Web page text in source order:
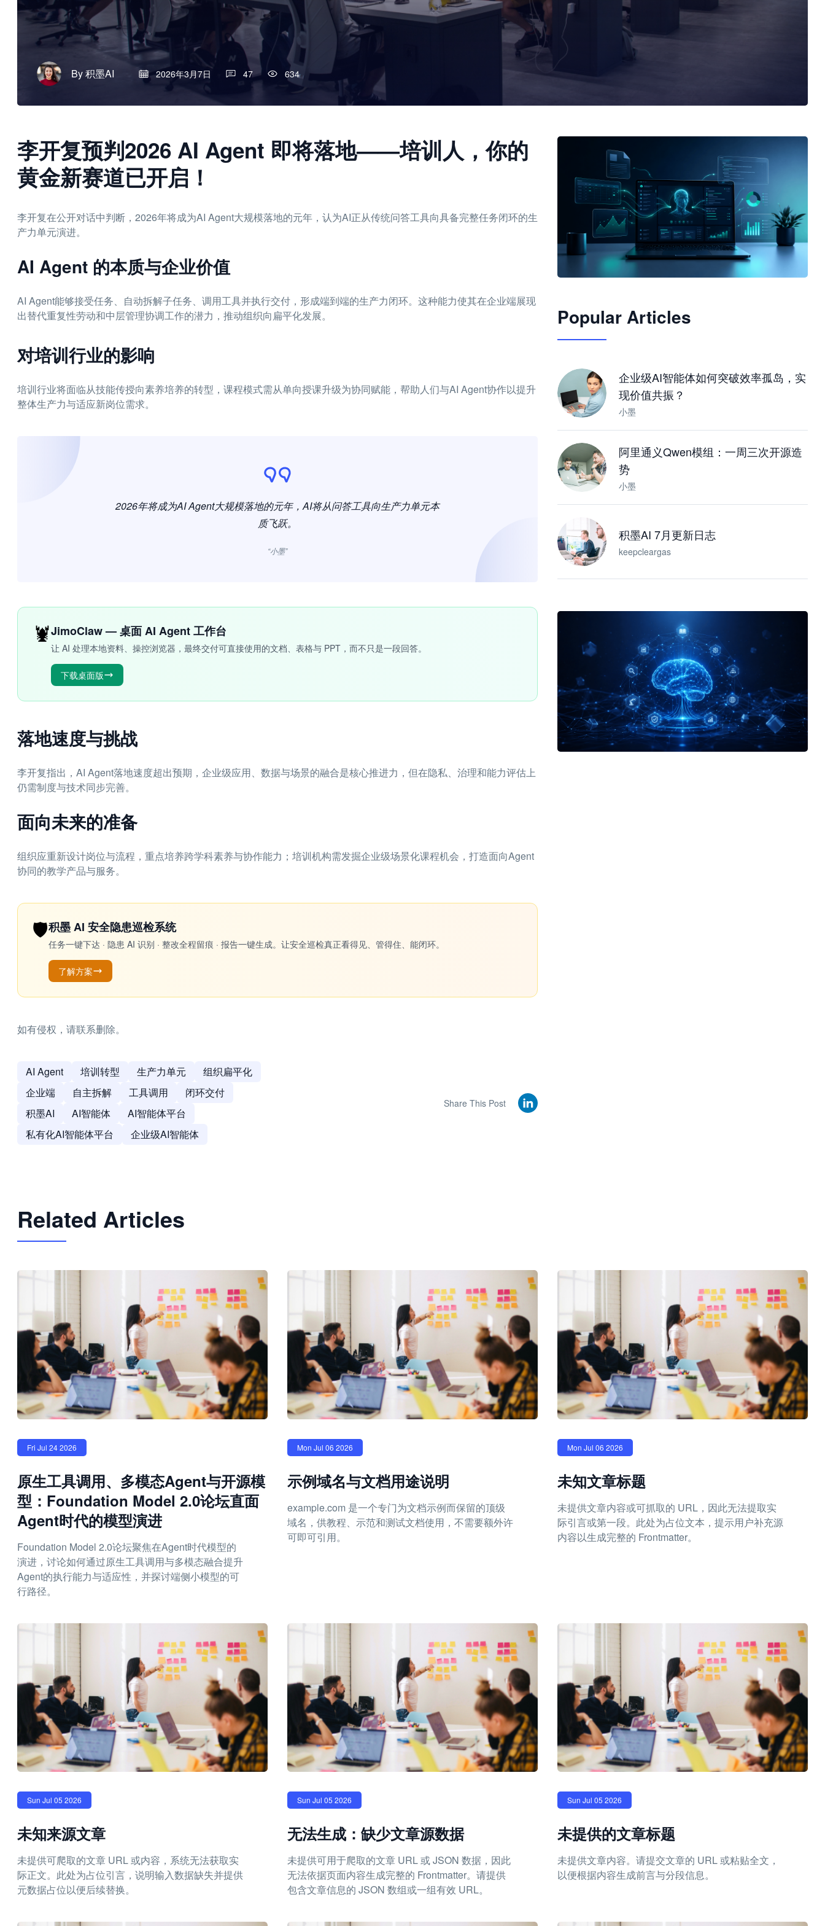
By积墨AI 2026年3月7日 47 634
李开复预判2026 AI Agent 即将落地——培训人，你的
黄金新赛道已开启！
李开复在公开对话中判断，2026年将成为AI Agent大规模落地的元年，认为AI正从传统问答工具向具备完整任务闭环的生
产力单元演进。
AI Agent 的本质与企业价值
AI Agent能够接受任务、自动拆解子任务、调用工具并执行交付，形成端到端的生产力闭环。这种能力使其在企业端展现
出替代重复性劳动和中层管理协调工作的潜力，推动组织向扁平化发展。
对培训行业的影响
培训行业将面临从技能传授向素养培养的转型，课程模式需从单向授课升级为协同赋能，帮助人们与AI Agent协作以提升
整体生产力与适应新岗位需求。
2026年将成为AI Agent大规模落地的元年，AI将从问答工具向生产力单元本
质飞跃。
“小墨”
🦞JimoClaw — 桌面 AI Agent 工作台
让 AI 处理本地资料、操控浏览器，最终交付可直接使用的文档、表格与 PPT，而不只是一段回答。
下载桌面版
落地速度与挑战
李开复指出，AI Agent落地速度超出预期，企业级应用、数据与场景的融合是核心推进力，但在隐私、治理和能力评估上
仍需制度与技术同步完善。
面向未来的准备
组织应重新设计岗位与流程，重点培养跨学科素养与协作能力；培训机构需发掘企业级场景化课程机会，打造面向Agent
协同的教学产品与服务。
🛡️积墨 AI 安全隐患巡检系统
任务一键下达 · 隐患 AI 识别 · 整改全程留痕 · 报告一键生成。让安全巡检真正看得见、管得住、能闭环。
了解方案
如有侵权，请联系删除。
AI Agent 培训转型 生产力单元
组织扁平化
企业端
自主拆解 工具调用
闭环交付
积墨AI
AI智能体
AI智能体平台
私有化AI智能体平台
企业级AI智能体
Share This Post
JimoClaw 桌面 AI Agent 工作台
Popular Articles
企业级AI智能体如何突破效率孤岛，实
现价值共振？
小墨
阿里通义Qwen模组：一周三次开源造
势
小墨
积墨AI 7月更新日志
keepcleargas
Related Articles
Fri Jul 24 2026
原生工具调用、多模态Agent与开源模
型：Foundation Model 2.0论坛直面
Agent时代的模型演进
Foundation Model 2.0论坛聚焦在Agent时代模型的
演进，讨论如何通过原生工具调用与多模态融合提升
Agent的执行能力与适应性，并探讨端侧小模型的可
行路径。
Mon Jul 06 2026
示例域名与文档用途说明
example.com 是一个专门为文档示例而保留的顶级
域名，供教程、示范和测试文档使用，不需要额外许
可即可引用。
Mon Jul 06 2026
未知文章标题
未提供文章内容或可抓取的 URL，因此无法提取实
际引言或第一段。此处为占位文本，提示用户补充源
内容以生成完整的 Frontmatter。
Sun Jul 05 2026
未知来源文章
未提供可爬取的文章 URL 或内容，系统无法获取实
际正文。此处为占位引言，说明输入数据缺失并提供
元数据占位以便后续替换。
Sun Jul 05 2026
无法生成：缺少文章源数据
未提供可用于爬取的文章 URL 或 JSON 数据，因此
无法依据页面内容生成完整的 Frontmatter。请提供
包含文章信息的 JSON 数组或一组有效 URL。
Sun Jul 05 2026
未提供的文章标题
未提供文章内容。请提交文章的 URL 或粘贴全文，
以便根据内容生成前言与分段信息。